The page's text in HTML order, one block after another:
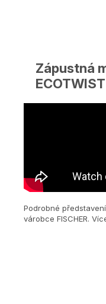
Zápustná
ECOTWIST
Podrobné
várobce FISCHER.